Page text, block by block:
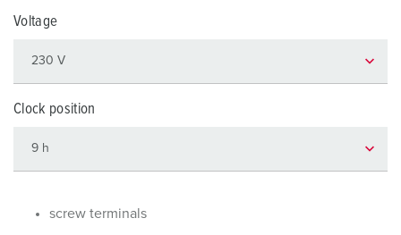
Voltage
Clock position
screw terminals